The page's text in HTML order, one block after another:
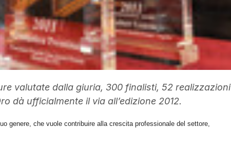
valutate dalla giuria, 300 finalisti, 52 realizzazioni
dà ufficialmente il via all’edizione 2012.
genere, che vuole contribuire alla crescita professionale del settore,